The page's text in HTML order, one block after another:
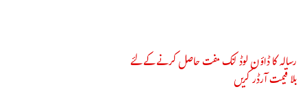
رسالہ کا ڈاؤن لوڈ لنک مفت حاصل کرنے کے لئے
بلا قیمت آرڈر کریں